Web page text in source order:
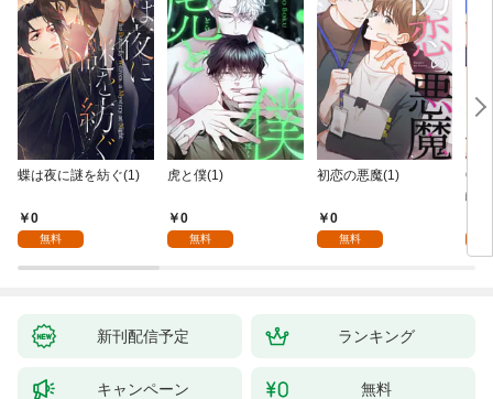
蝶は夜に謎を紡ぐ(1)
0
無料
虎と僕(1)
0
無料
初恋の悪魔(1)
0
無料
齢
新刊配信予定 ランキング
キャンペーン 無料